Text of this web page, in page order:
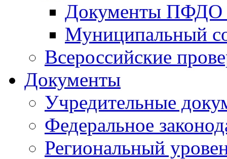
Документы ПФДО
Муниципальный
Всероссийские
Документы
Учредительные
Федеральное
Региональный